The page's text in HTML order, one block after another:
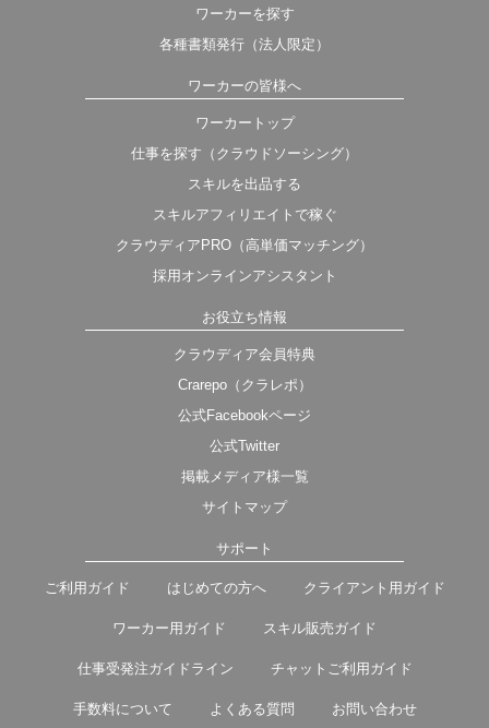
ワーカーを探す
各種書類発行（法人限定）
ワーカーの皆様へ
ワーカートップ
仕事を探す（クラウドソーシング）
スキルを出品する
スキルアフィリエイトで稼ぐ
クラウディアPRO（高単価マッチング）
採用オンラインアシスタント
お役立ち情報
クラウディア会員特典
Crarepo（クラレポ）
公式Facebookページ
公式Twitter
掲載メディア様一覧
サイトマップ
サポート
ご利用ガイド はじめての方へ クライアント用ガイド
ワーカー用ガイド スキル販売ガイド
仕事受発注ガイドライン チャットご利用ガイド
手数料について よくある質問 お問い合わせ